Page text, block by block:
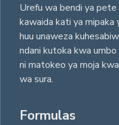
Urefu wa bendi ya
kawaida kati ya mipaka
huu unaweza
ndani kutoka kwa
ni matokeo ya moja
wa sura.
Formulas